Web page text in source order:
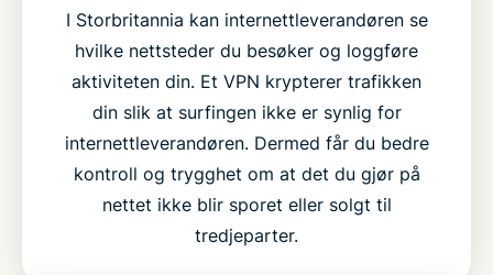
I Storbritannia kan internettleverandøren se
hvilke nettsteder du besøker og loggføre
aktiviteten din. Et VPN krypterer trafikken
din slik at surfingen ikke er synlig for
internettleverandøren. Dermed får du bedre
kontroll og trygghet om at det du gjør på
nettet ikke blir sporet eller solgt til
tredjeparter.